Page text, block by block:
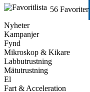
56 Favoriter
Nyheter
Kampanjer
Fynd
Mikroskop & Kikare
Labbutrustning
Mätutrustning
El
Fart & Acceleration